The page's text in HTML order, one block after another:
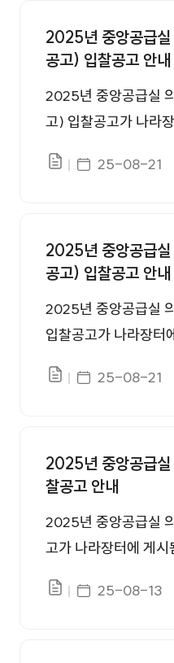
2025년 중앙공급
공고) 입찰공고 안내
2025년 중앙공급실
고) 입찰공고가 나라
파일있음게시일자
25-08-21
2025년 중앙공급
공고) 입찰공고 안내
2025년 중앙공급실
입찰공고가 나라장터
파일있음게시일자
25-08-21
2025년 중앙공급
찰공고 안내
2025년 중앙공급실
고가 나라장터에 게
파일있음게시일자
25-08-13